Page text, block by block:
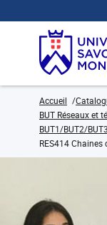
Accueil
BUT Réseaux et
BUT1/BUT2/
RES414